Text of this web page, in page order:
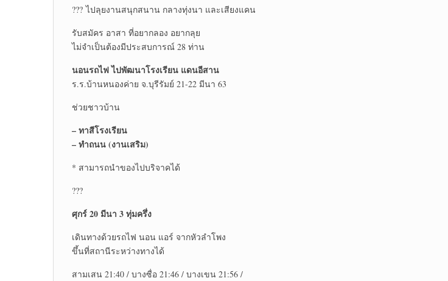
??? ไปลุยงานสนุกสนาน กลางทุ่งนา และเสียงแคน
รับสมัคร อาสา ที่อยากลอง อยากลุย
ไม่จำเป็นต้องมีประสบการณ์ 28 ท่าน
นอนรถไฟ ไปพัฒนาโรงเรียน แดนอีสาน
ร.ร.บ้านหนองค่าย จ.บุรีรัมย์ 21-22 มีนา 63
ช่วยชาวบ้าน
– ทาสีโรงเรียน
– ทำถนน (งานเสริม)
* สามารถนำของไปบริจาคได้
???
ศุกร์ 20 มีนา 3 ทุ่มครึ่ง
เดินทางด้วยรถไฟ นอน แอร์ จากหัวลำโพง
ขึ้นที่สถานีระหว่างทางได้
สามเสน 21:40 / บางซื่อ 21:46 / บางเขน 21:56 /